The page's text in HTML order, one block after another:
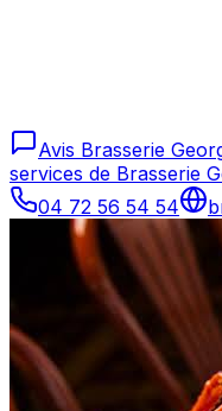
Avis Brasserie
services de Brasserie
04 72 56 54 54